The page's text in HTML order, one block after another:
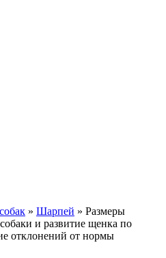
» Шарпей » Размеры
и развитие щенка по
отклонений от нормы